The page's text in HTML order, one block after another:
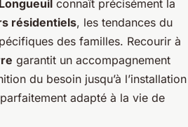
connaît précisément la
résidentiels, les tendances du
des familles. Recourir à
garantit un accompagnement
du besoin jusqu’à l’installation
adapté à la vie de